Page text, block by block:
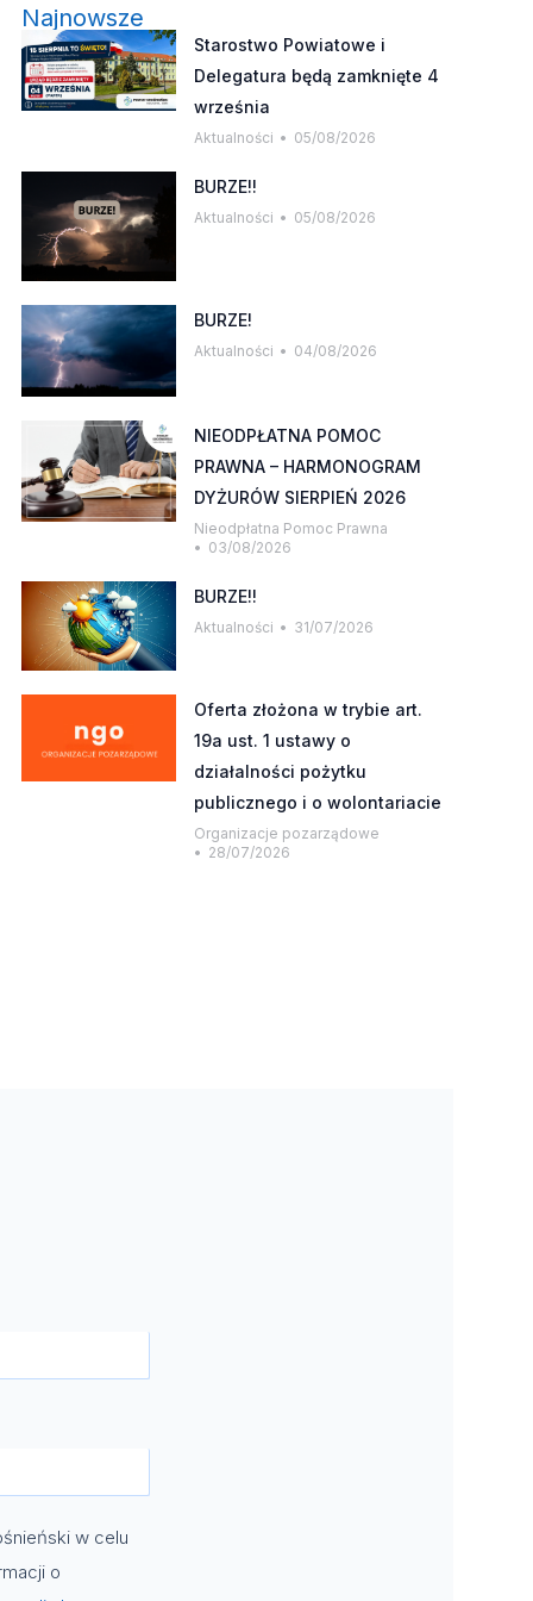
Najnowsze
Starostwo Powiatowe i
Delegatura będą zamknięte 4
września
Aktualności 05/08/2026
BURZE!!
Aktualności 05/08/2026
BURZE!
Aktualności 04/08/2026
NIEODPŁATNA POMOC
PRAWNA – HARMONOGRAM
DYŻURÓW SIERPIEŃ 2026
Nieodpłatna Pomoc Prawna
03/08/2026
BURZE!!
Aktualności 31/07/2026
Oferta złożona w trybie art.
19a ust. 1 ustawy o
działalności pożytku
publicznego i o wolontariacie
Organizacje pozarządowe
28/07/2026
w celu
o